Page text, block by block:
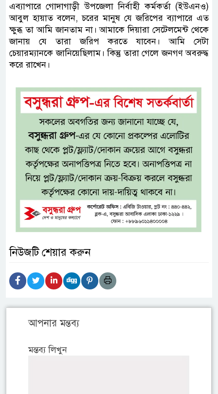
এব্যাপারে গোদাগাড়ী উপজেলা নির্বাহী কর্মকর্তা (ইউএনও)
আবুল হায়াত বলেন, চরের মানুষ যে জরিপের ব্যাপারে এত
ক্ষুব্ধ তা আমি জানতাম না। আমাকে দিয়ারা সেটেলমেন্ট থেকে
জানায় যে তারা জরিপ করতে যাবেন। আমি সেটা
চেয়ারম্যানকে জানিয়েছিলাম। কিন্তু তারা গেলে জনগণ অবরুদ্ধ
করে রাখেন।
নিউজটি শেয়ার করুন
আপনার মন্তব্য
মন্তব্য লিখুন